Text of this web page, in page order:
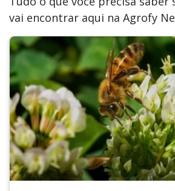
vai encontrar aqui na Agrofy